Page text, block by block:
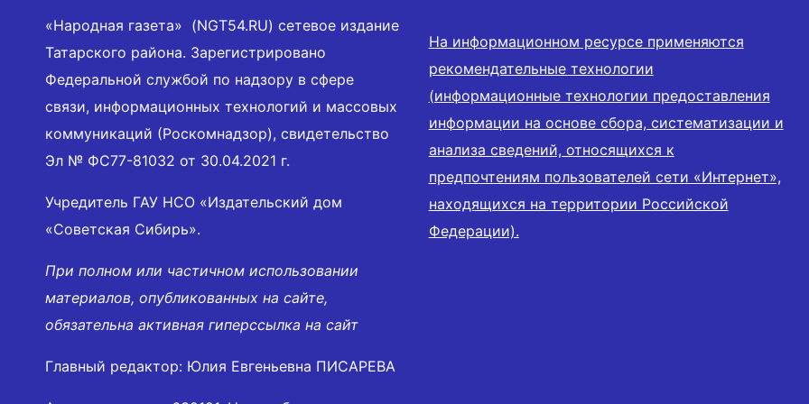
«Народная газета» (NGT54.RU) сетевое издание
Татарского района. Зарегистрировано
Федеральной службой по надзору в сфере
связи, информационных технологий и массовых
коммуникаций (Роскомнадзор), свидетельство
Эл № ФС77-81032 от 30.04.2021 г.
Учредитель ГАУ НСО «Издательский дом
«Советская Сибирь».
При полном или частичном использовании
материалов, опубликованных на сайте,
обязательна активная гиперссылка на сайт
Главный редактор: Юлия Евгеньевна ПИСАРЕВА
На информационном ресурсе применяются
рекомендательные технологии
(информационные технологии предоставления
информации на основе сбора, систематизации и
анализа сведений, относящихся к
предпочтениям пользователей сети «Интернет»,
находящихся на территории Российской
Федерации).